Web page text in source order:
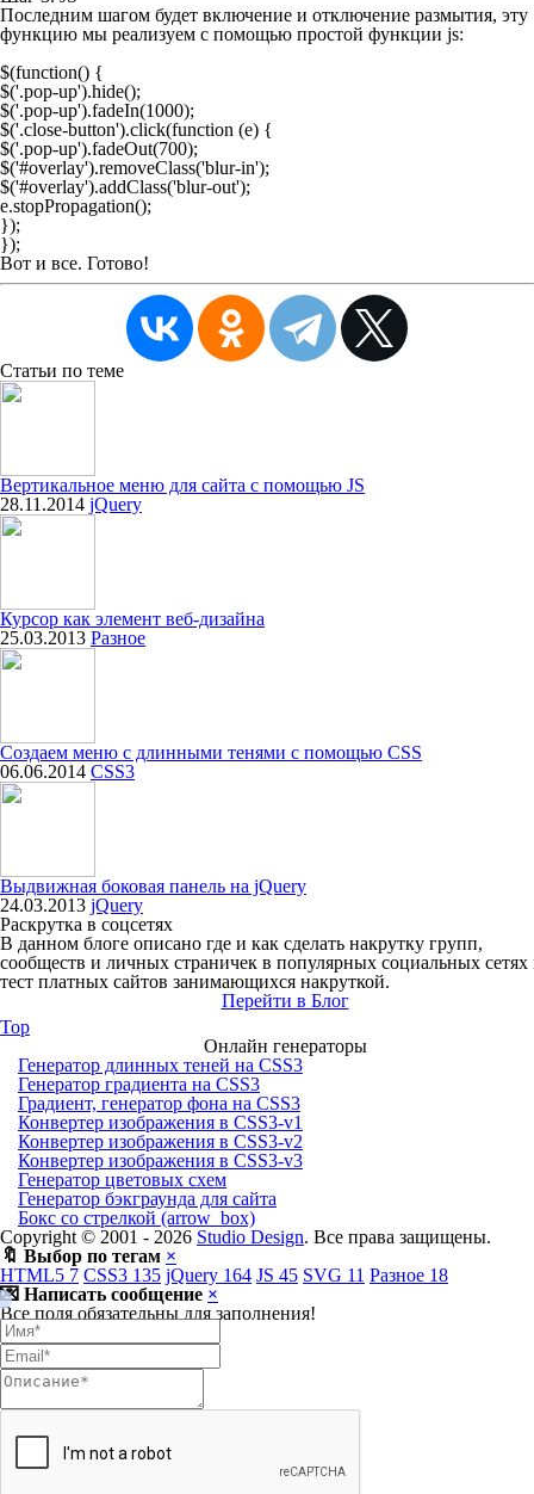
Последним шагом будет включение и отключение размытия, эту
функцию мы реализуем с помощью простой функции js:
$(function() {
$('.pop-up').hide();
$('.pop-up').fadeIn(1000);
$('.close-button').click(function (e) {
$('.pop-up').fadeOut(700);
$('#overlay').removeClass('blur-in');
$('#overlay').addClass('blur-out');
e.stopPropagation();
});
Вот и все. Готово!
Статьи по теме
Вертикальное меню для сайта с помощью JS
28.11.2014 jQuery
Курсор как элемент веб-дизайна
25.03.2013 Разное
Создаем меню с длинными тенями с помощью CSS
06.06.2014 CSS3
Выдвижная боковая панель на jQuery
24.03.2013 jQuery
Раскрутка в соцсетях
В данном блоге описано где и как сделать накрутку групп,
сообществ и личных страничек в популярных социальных сетях
тест платных сайтов занимающихся накруткой.
Перейти в Блог
Top
Онлайн генераторы
Генератор длинных теней на CSS3
Генератор градиента на CSS3
Градиент, генератор фона на CSS3
Конвертер изображения в CSS3-v1
Конвертер изображения в CSS3-v2
Конвертер изображения в CSS3-v3
Генератор цветовых схем
Генератор бэкграунда для сайта
Бокс со стрелкой (arrow_box)
Copyright © 2001 - 2026 Studio Design. Все права защищены.
🔖 Выбор по тегам ×
HTML5 7 CSS3 135 jQuery 164 JS 45 SVG 11 Разное 18
💌 Написать сообщение ×
Все поля обязательны для заполнения!